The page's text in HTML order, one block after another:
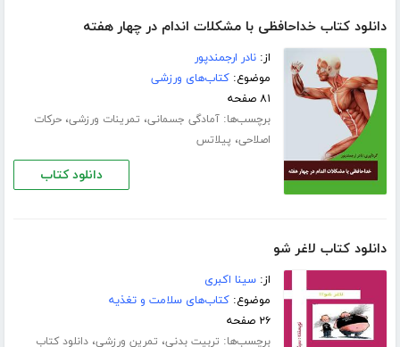
دانلود کتاب خداحافظی با مشکلات اندام در چهار هفته
از:نادر ارجمندپور
موضوع:کتاب‌های ورزشی
۸۱ صفحه
برچسب‌ها:آمادگی جسمانی، تمرینات ورزشی،حرکات
اصلاحی، پیلاتس
دانلود کتاب
دانلود کتاب لاغر شو
از:سینا اکبری
موضوع:کتاب‌های سلامت و تغذیه
۲۶ صفحه
برچسب‌ها: تربیت بدنی، تمرین ورزشی،دانلود کتاب